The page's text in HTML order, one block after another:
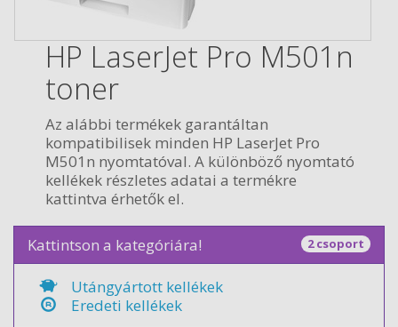
HP LaserJet Pro M501n
toner
Az alábbi termékek garantáltan
kompatibilisek minden HP LaserJet Pro
M501n nyomtatóval. A különböző nyomtató
kellékek részletes adatai a termékre
kattintva érhetők el.
Kattintson a kategóriára! 2 csoport
Utángyártott kellékek
Eredeti kellékek